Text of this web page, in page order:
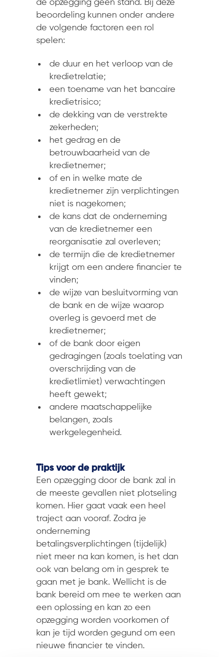
de opzegging geen stand. Bij deze
beoordeling kunnen onder andere
de volgende factoren een rol
spelen:
de duur en het verloop van de
kredietrelatie;
een toename van het bancaire
kredietrisico;
de dekking van de verstrekte
zekerheden;
het gedrag en de
betrouwbaarheid van de
kredietnemer;
of en in welke mate de
kredietnemer zijn verplichtingen
niet is nagekomen;
de kans dat de onderneming
van de kredietnemer een
reorganisatie zal overleven;
de termijn die de kredietnemer
krijgt om een andere financier te
vinden;
de wijze van besluitvorming van
de bank en de wijze waarop
overleg is gevoerd met de
kredietnemer;
of de bank door eigen
gedragingen (zoals toelating van
overschrijding van de
kredietlimiet) verwachtingen
heeft gewekt;
andere maatschappelijke
belangen, zoals
werkgelegenheid.
Tips voor de praktijk
Een opzegging door de bank zal in
de meeste gevallen niet plotseling
komen. Hier gaat vaak een heel
traject aan vooraf. Zodra je
onderneming
betalingsverplichtingen (tijdelijk)
niet meer na kan komen, is het dan
ook van belang om in gesprek te
gaan met je bank. Wellicht is de
bank bereid om mee te werken aan
een oplossing en kan zo een
opzegging worden voorkomen of
kan je tijd worden gegund om een
nieuwe financier te vinden.